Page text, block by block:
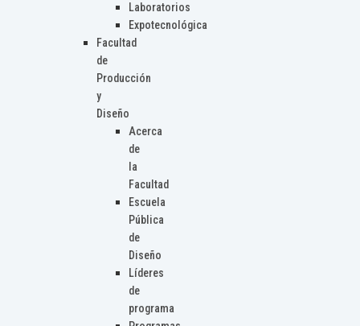
Laboratorios
Expotecnológica
Facultad
de
Producción
y
Diseño
Acerca
de
la
Facultad
Escuela
Pública
de
Diseño
Líderes
de
programa